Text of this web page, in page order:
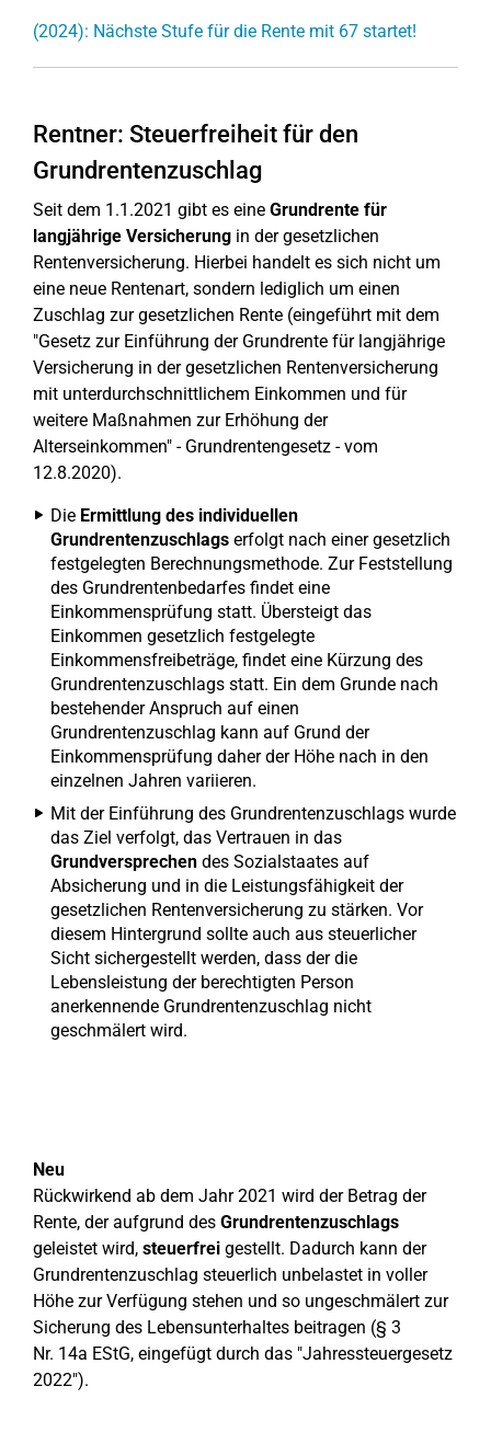
(2024): Nächste Stufe für die Rente mit 67 startet!
Rentner: Steuerfreiheit für den
Grundrentenzuschlag
Seit dem 1.1.2021 gibt es eine Grundrente für
langjährige Versicherung in der gesetzlichen
Rentenversicherung. Hierbei handelt es sich nicht um
eine neue Rentenart, sondern lediglich um einen
Zuschlag zur gesetzlichen Rente (eingeführt mit dem
"Gesetz zur Einführung der Grundrente für langjährige
Versicherung in der gesetzlichen Rentenversicherung
mit unterdurchschnittlichem Einkommen und für
weitere Maßnahmen zur Erhöhung der
Alterseinkommen" - Grundrentengesetz - vom
12.8.2020).
Die Ermittlung des individuellen
Grundrentenzuschlags erfolgt nach einer gesetzlich
festgelegten Berechnungsmethode. Zur Feststellung
des Grundrentenbedarfes findet eine
Einkommensprüfung statt. Übersteigt das
Einkommen gesetzlich festgelegte
Einkommensfreibeträge, findet eine Kürzung des
Grundrentenzuschlags statt. Ein dem Grunde nach
bestehender Anspruch auf einen
Grundrentenzuschlag kann auf Grund der
Einkommensprüfung daher der Höhe nach in den
einzelnen Jahren variieren.
Mit der Einführung des Grundrentenzuschlags wurde
das Ziel verfolgt, das Vertrauen in das
Grundversprechen des Sozialstaates auf
Absicherung und in die Leistungsfähigkeit der
gesetzlichen Rentenversicherung zu stärken. Vor
diesem Hintergrund sollte auch aus steuerlicher
Sicht sichergestellt werden, dass der die
Lebensleistung der berechtigten Person
anerkennende Grundrentenzuschlag nicht
geschmälert wird.
Neu
Rückwirkend ab dem Jahr 2021 wird der Betrag der
Rente, der aufgrund des Grundrentenzuschlags
geleistet wird, steuerfrei gestellt. Dadurch kann der
Grundrentenzuschlag steuerlich unbelastet in voller
Höhe zur Verfügung stehen und so ungeschmälert zur
Sicherung des Lebensunterhaltes beitragen (§ 3
Nr. 14a EStG, eingefügt durch das "Jahressteuergesetz
2022").